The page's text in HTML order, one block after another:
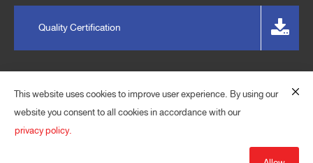
Quality Certification
© 2023 EXPRESS PLASPACK (THAILAND) CO., LTD. ALL
This website uses cookies to improve user experience. By using our
website you consent to all cookies in accordance with our
privacy policy.